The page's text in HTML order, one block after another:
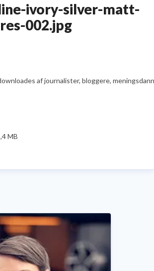
ivory-silver-matt-
002.jpg
af journalister, bloggere,
MB